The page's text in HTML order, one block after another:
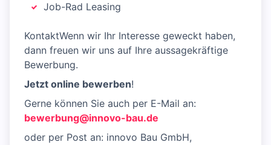
Job-Rad Leasing
KontaktWenn wir Ihr Interesse geweckt haben,
dann freuen wir uns auf Ihre aussagekräftige
Bewerbung.
Jetzt online bewerben!
Gerne können Sie auch per E-Mail an:
bewerbung@innovo-bau.de
oder per Post an: innovo Bau GmbH,